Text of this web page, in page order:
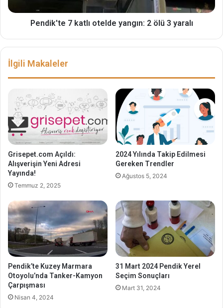
Pendik'te 7 katlı otelde yangın: 2 ölü 3 yaralı
İlgili Makaleler
Grisepet.com Açıldı:
Alışverişin Yeni Adresi
Yayında!
Temmuz 2, 2025
2024 Yılında Takip Edilmesi
Gereken Trendler
Ağustos 5, 2024
Pendik’te Kuzey Marmara
Otoyolu’nda Tanker-Kamyon
Çarpışması
Nisan 4, 2024
31 Mart 2024 Pendik Yerel
Seçim Sonuçları
Mart 31, 2024